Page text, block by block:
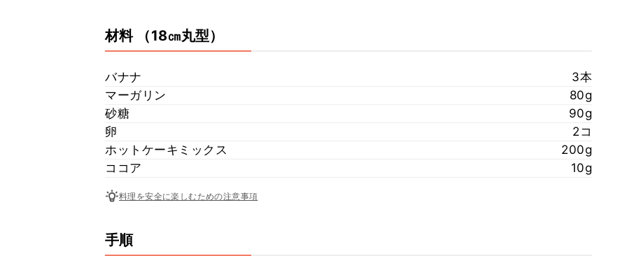
材料 （18㎝丸型）
バナナ
3本
マーガリン
80g
砂糖
90g
卵
2コ
ホットケーキミックス
200g
ココア
10g
料理を安全に楽しむための注意事項
手順